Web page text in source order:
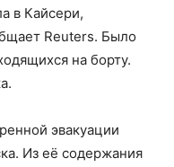
в Кайсери,
Reuters. Было
на борту.
эвакуации
Из её содержания